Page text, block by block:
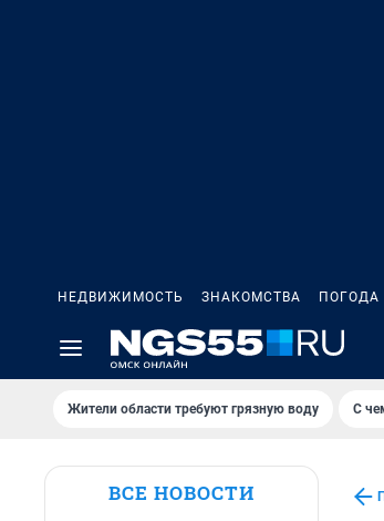
НЕДВИЖИМОСТЬ ЗНАКОМСТВА ПОГОДА
Жители области требуют грязную воду С
ВСЕ НОВОСТИ